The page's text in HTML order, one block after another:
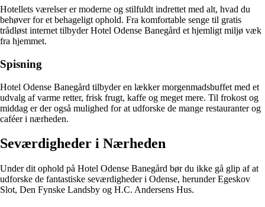
Hotellets værelser er moderne og stilfuldt indrettet med alt, hvad du
behøver for et behageligt ophold. Fra komfortable senge til gratis
trådløst internet tilbyder Hotel Odense Banegård et hjemligt miljø væk
fra hjemmet.
Spisning
Hotel Odense Banegård tilbyder en lækker morgenmadsbuffet med et
udvalg af varme retter, frisk frugt, kaffe og meget mere. Til frokost og
middag er der også mulighed for at udforske de mange restauranter og
caféer i nærheden.
Seværdigheder i Nærheden
Under dit ophold på Hotel Odense Banegård bør du ikke gå glip af at
udforske de fantastiske seværdigheder i Odense, herunder Egeskov
Slot, Den Fynske Landsby og H.C. Andersens Hus.